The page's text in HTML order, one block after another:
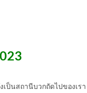
นสถานีบวกถัดไปของเร